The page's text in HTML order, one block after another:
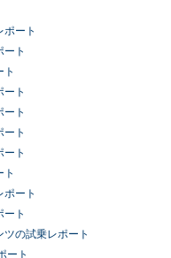
ポート
ート
ト
ート
ート
ート
ート
ト
ポート
ート
ツの試乗レポート
ート